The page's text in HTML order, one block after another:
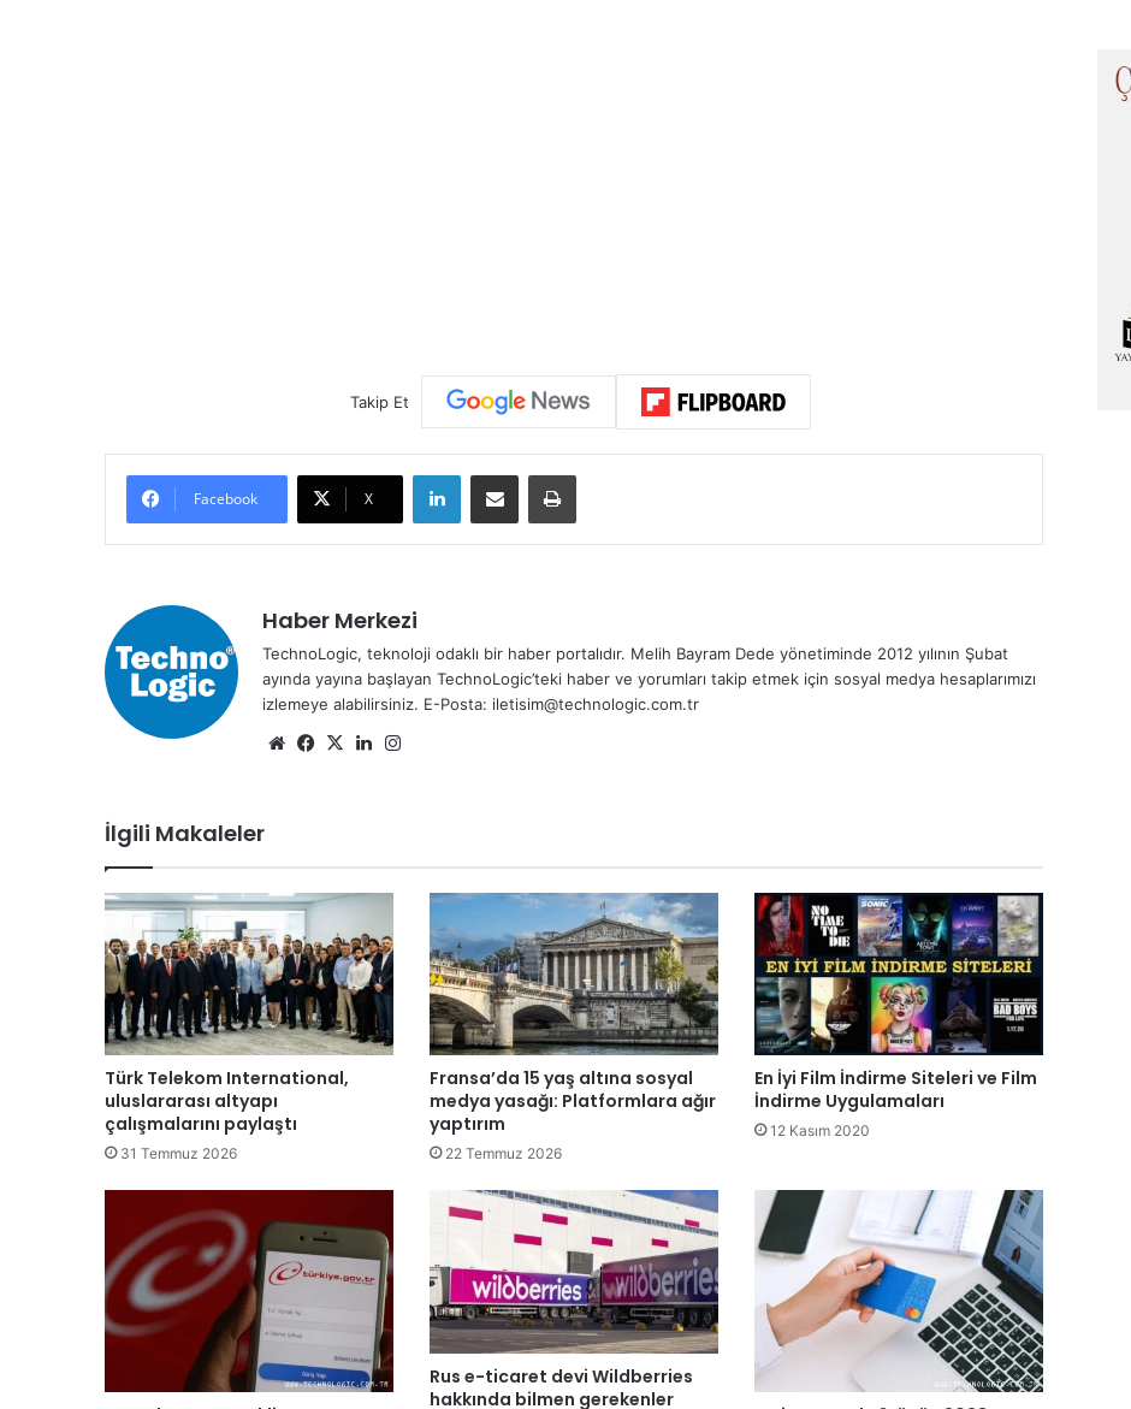
Takip Et
Facebook X
Haber Merkezi
TechnoLogic, teknoloji odaklı bir haber portalıdır. Melih Bayram Dede yönetiminde 2012 yılının Şubat
ayında yayına başlayan TechnoLogic’teki haber ve yorumları takip etmek için sosyal medya hesaplarımızı
izlemeye alabilirsiniz. E-Posta: iletisim@technologic.com.tr
We Fa
X
Lin
İlgili Makaleler
Türk Telekom International,
uluslararası altyapı
çalışmalarını paylaştı
31 Temmuz 2026
Fransa’da 15 yaş altına sosyal
medya yasağı: Platformlara ağır
yaptırım
22 Temmuz 2026
En İyi Film İndirme Siteleri ve Film
İndirme Uygulamaları
12 Kasım 2020
Rus e-ticaret devi Wildberries
hakkında bilmen gerekenler